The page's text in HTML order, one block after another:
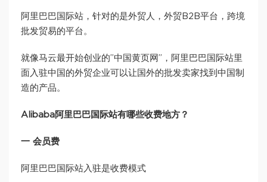
阿里巴巴国际站，针对的是外贸人，外贸B2B平台，跨境
批发贸易的平台。
就像马云最开始创业的”中国黄页网”，阿里巴巴国际站里
面入驻中国的外贸企业可以让国外的批发卖家找到中国制
造的产品。
Alibaba阿里巴巴国际站有哪些收费地方？
一 会员费
阿里巴巴国际站入驻是收费模式